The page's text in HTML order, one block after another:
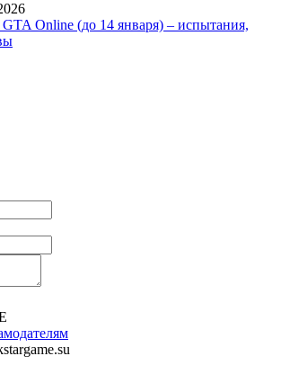
GTA Online (до 14 января) – испытания,